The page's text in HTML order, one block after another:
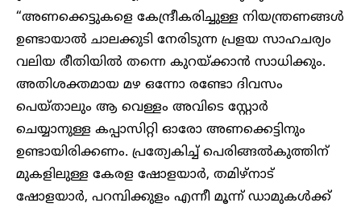
“അണക്കെട്ടുകളെ കേന്ദ്രീകരിച്ചുള്ള നിയന്ത്രണങ്ങൾ
ഉണ്ടായാൽ ചാലക്കുടി നേരിടുന്ന പ്രളയ സാഹചര്യം
വലിയ രീതിയിൽ തന്നെ കുറയ്ക്കാൻ സാധിക്കും.
അതിശക്തമായ മഴ ഒന്നോ രണ്ടോ ദിവസം
പെയ്താലും ആ വെള്ളം അവിടെ സ്റ്റോർ
ചെയ്യാനുള്ള കപ്പാസിറ്റി ഓരോ അണക്കെട്ടിനും
ഉണ്ടായിരിക്കണം. പ്രത്യേകിച്ച് പെരിങ്ങൽകുത്തിന്
മുകളിലുള്ള കേരള ഷോളയാർ, തമിഴ്നാട്
ഷോളയാർ, പറമ്പിക്കുളം എന്നീ മൂന്ന് ഡാമുകൾക്ക്